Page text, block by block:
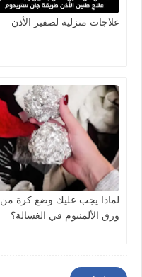
علاجات منزلية لصفير الأذن
لماذا يجب عليك وضع كرة من
ورق الألمنيوم في الغسالة؟